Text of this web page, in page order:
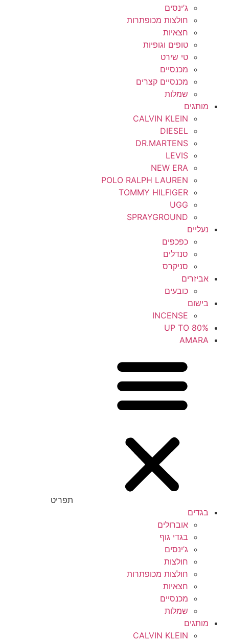
ג’ינסים
חולצות מכופתרות
חצאיות
טופים וגופיות
טי שירט
מכנסיים
מכנסיים קצרים
שמלות
מותגים
CALVIN KLEIN
DIESEL
DR.MARTENS
LEVIS
NEW ERA
POLO RALPH LAUREN
TOMMY HILFIGER
UGG
SPRAYGROUND
נעליים
כפכפים
סנדלים
סניקרס
אביזרים
כובעים
בישום
INCENSE
UP TO 80%
AMARA
תפריט
בגדים
אוברולים
בגדי גוף
ג’ינסים
חולצות
חולצות מכופתרות
חצאיות
מכנסיים
שמלות
מותגים
CALVIN KLEIN